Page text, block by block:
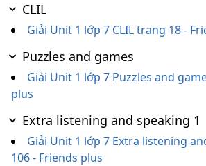
CLIL
Giải Unit 1 lớp 7 CLIL trang 18 -
Puzzles and games
Giải Unit 1 lớp 7 Puzzles and
plus
Extra listening and speaking 1
Giải Unit 1 lớp 7 Extra listening
106 - Friends plus